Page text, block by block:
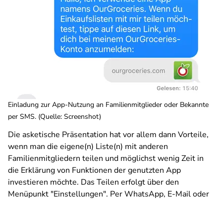
Einladung zur App-Nutzung an Familienmitglieder oder Bekannte
per SMS. (Quelle: Screenshot)
Die asketische Präsentation hat vor allem dann Vorteile,
wenn man die eigene(n) Liste(n) mit anderen
Familienmitgliedern teilen und möglichst wenig Zeit in
die Erklärung von Funktionen der genutzten App
investieren möchte. Das Teilen erfolgt über den
Menüpunkt "Einstellungen". Per WhatsApp, E-Mail oder